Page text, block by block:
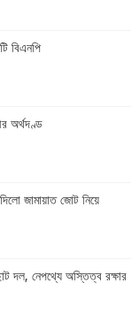
বিএনপি
অর্থদণ্ড
জামায়াত জোট নিয়ে
দল, নেপথ্যে অস্তিত্ব রক্ষার